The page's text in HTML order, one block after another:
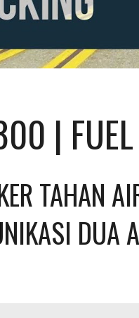
|
TAHAN
DUA